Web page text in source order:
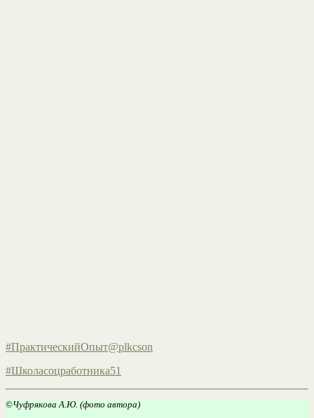
#ПрактическийОпыт@plkcson
#Школасоцработника51
©Чуфрякова А.Ю. (фото автора)